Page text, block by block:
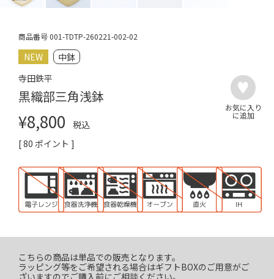
商品番号001-TDTP-260221-002-02
NEW
中鉢
寺田鉄平
黒織部三角浅鉢
¥8,800
税込
[80 ポイント ]
こちらの商品は単品での販売となります。
ラッピング等をご希望される場合はギフトBOXのご用意がご
ざいますのでご購入前にご相談ください。